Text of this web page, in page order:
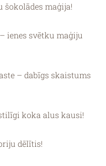
šokolādes maģija!
ienes svētku maģiju
– dabīgs skaistums
koka alus kausi!
dēlītis!